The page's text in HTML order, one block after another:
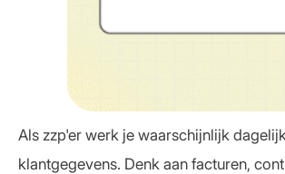
Als zzp'er werk je waarschijnlijk
klantgegevens. Denk aan facturen,